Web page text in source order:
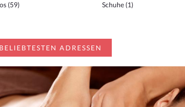
(59)
Schuhe (1)
ADRESSEN